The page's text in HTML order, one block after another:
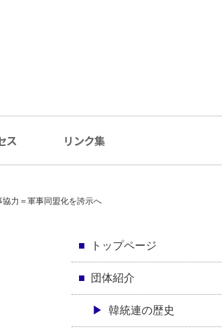
ス リンク集
力＝軍事同盟化を誇示へ
トップページ
団体紹介
韓統連の歴史